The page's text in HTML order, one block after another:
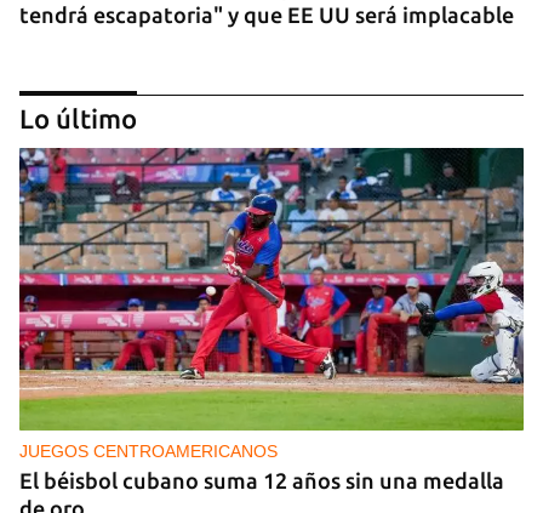
tendrá escapatoria" y que EE UU será implacable
PODCAST
Cafecito informativo del viernes 7 de agosto de
2026
Lo último
JUEGOS CENTROAMERICANOS
El béisbol cubano suma 12 años sin una medalla